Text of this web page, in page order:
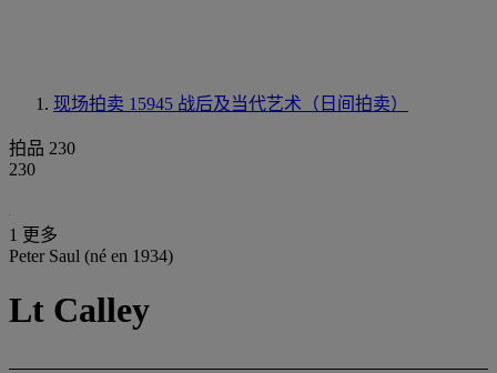
现场拍卖 15945 战后及当代艺术（日间拍卖）
拍品 230
230
1 更多
Peter Saul (né en 1934)
Lt Calley